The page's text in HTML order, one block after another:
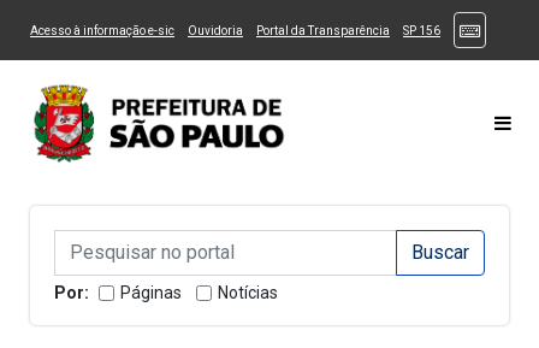
Ir ao Conteúdo Ir para menu principal Ir para busca 3
Alternar Alto Contraste
Acesso à informação e-sic(Link para um novo sítio)
Ouvidoria (Link para um novo sítio)
Portal da Transparência (Link para um novo sítio)
SP 156(Link para um
Campo de Busca de informações
Campo de Busca de informações Enviar a Busca
Por: Páginas Notícias